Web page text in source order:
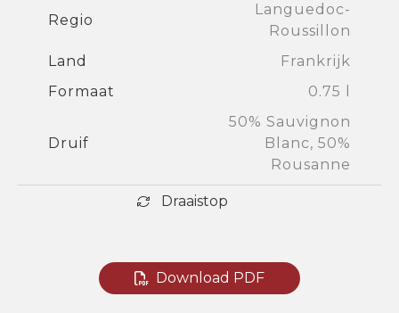
Regio
Languedoc-
Roussillon
Land
Frankrijk
Formaat
0.75 l
Druif
50% Sauvignon
Blanc, 50%
Rousanne
Draaistop
Download PDF